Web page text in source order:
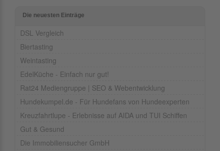
Die neuesten Einträge
DSL Vergleich
Biertasting
Weintasting
EdelKüche - Einfach nur gut!
Rat24 Mediengruppe | SEO & Webentwicklung
Hundekumpel.de - Für Hundefans von Hundeexperten
Kreuzfahrtlupe - Erlebnisse auf AIDA und TUI Schiffen
Gut & Gesund
Die Immobiliensucher GmbH